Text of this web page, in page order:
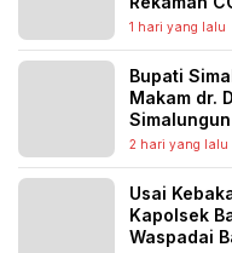
1 hari yang lalu
Bupati
Makam dr.
Semangat
Penerus
2 hari yang lalu
Usai
Kapolsek
Waspadai